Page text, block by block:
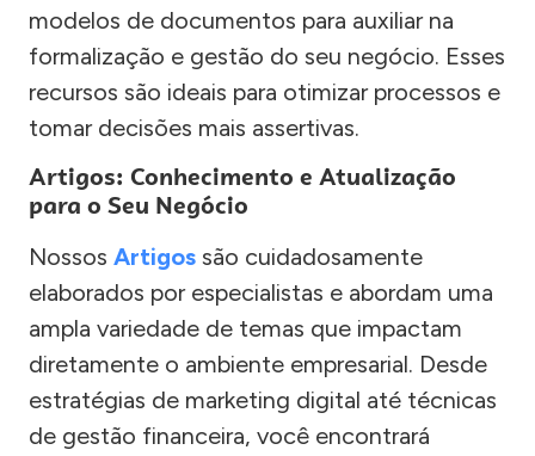
modelos de documentos para auxiliar na
formalização e gestão do seu negócio. Esses
recursos são ideais para otimizar processos e
tomar decisões mais assertivas.
Artigos: Conhecimento e Atualização
para o Seu Negócio
Nossos Artigos são cuidadosamente
elaborados por especialistas e abordam uma
ampla variedade de temas que impactam
diretamente o ambiente empresarial. Desde
estratégias de marketing digital até técnicas
de gestão financeira, você encontrará